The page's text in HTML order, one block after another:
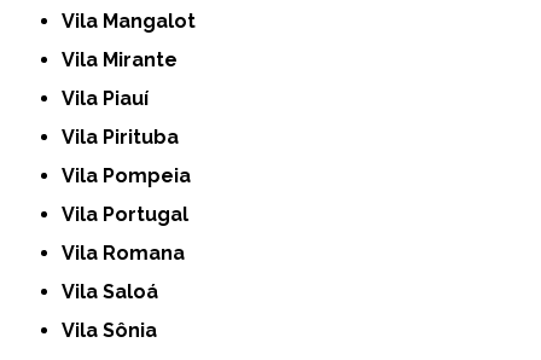
Vila Mangalot
Vila Mirante
Vila Piauí
Vila Pirituba
Vila Pompeia
Vila Portugal
Vila Romana
Vila Saloá
Vila Sônia